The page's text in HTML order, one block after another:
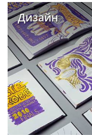
Дизайн